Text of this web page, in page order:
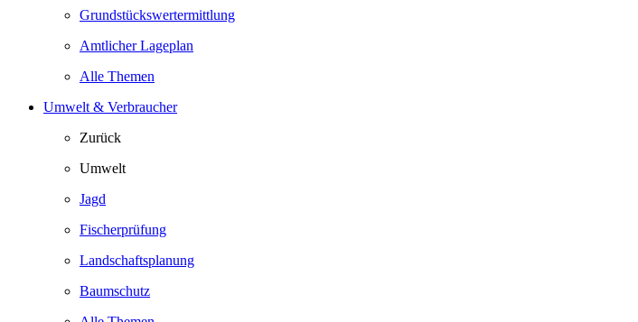
Grundstückswertermittlung
Amtlicher Lageplan
Alle Themen
Umwelt & Verbraucher
Zurück
Umwelt
Jagd
Fischerprüfung
Landschaftsplanung
Baumschutz